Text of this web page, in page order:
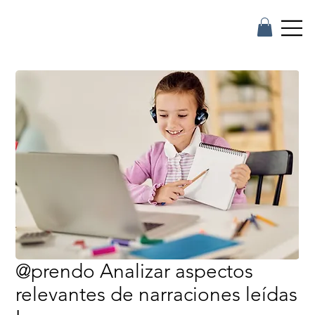
@prendo Analizar aspectos
relevantes de narraciones leídas